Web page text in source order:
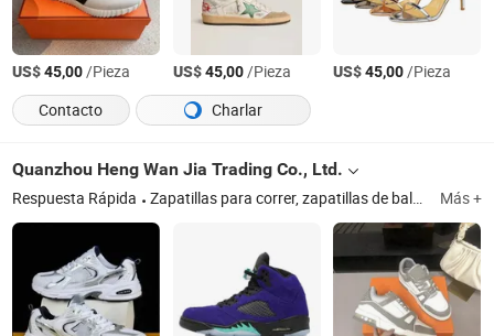
US$45,00/Pieza US$45,00/Pieza US$45,00/Pieza
Contacto
Charlar
Quanzhou Heng Wan Jia Trading Co., Ltd.
Respuesta Rápida Zapatillas para correr, zapatillas de baloncesto, disfraz, gorra, gafas de sol Más +